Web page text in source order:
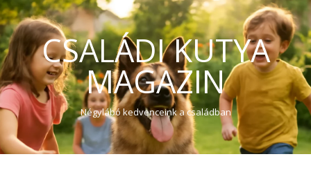
CSALÁDI KUTYA
MAGAZIN
Négylábó kedvenceink a családban